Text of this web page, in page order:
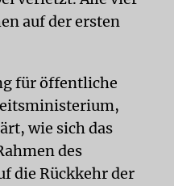
auf der ersten
für öffentliche
wie sich das
des
die Rückkehr der